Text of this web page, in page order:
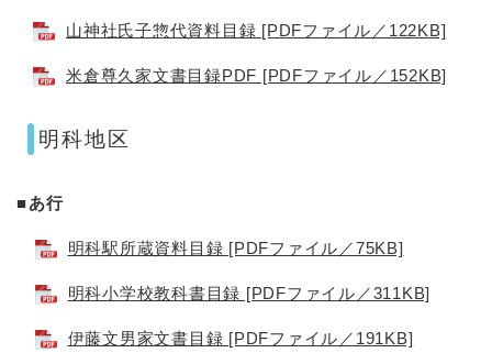
山神社氏子惣代資料目録 [PDFファイル／122KB]
米倉尊久家文書目録PDF [PDFファイル／152KB]
明科地区
■あ行
明科駅所蔵資料目録 [PDFファイル／75KB]
明科小学校教科書目録 [PDFファイル／311KB]
伊藤文男家文書目録 [PDFファイル／191KB]